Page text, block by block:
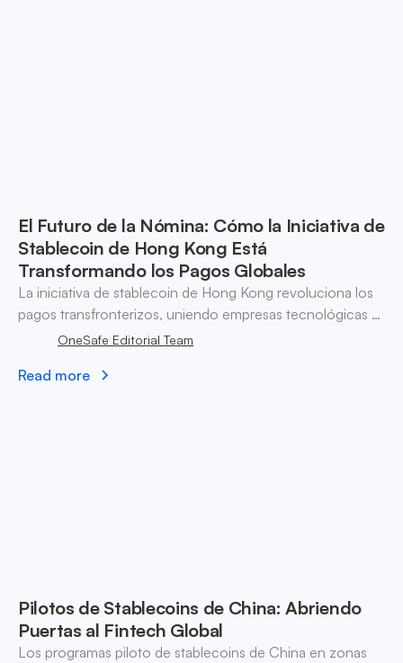
El Futuro de la Nómina: Cómo la Iniciativa de
Stablecoin de Hong Kong Está
Transformando los Pagos Globales
La iniciativa de stablecoin de Hong Kong revoluciona los
pagos transfronterizos, uniendo empresas tecnológicas y
tradicionales mientras mejora las soluciones de nómina.
OneSafe Editorial Team
Read more
Pilotos de Stablecoins de China: Abriendo
Puertas al Fintech Global
Los programas piloto de stablecoins de China en zonas